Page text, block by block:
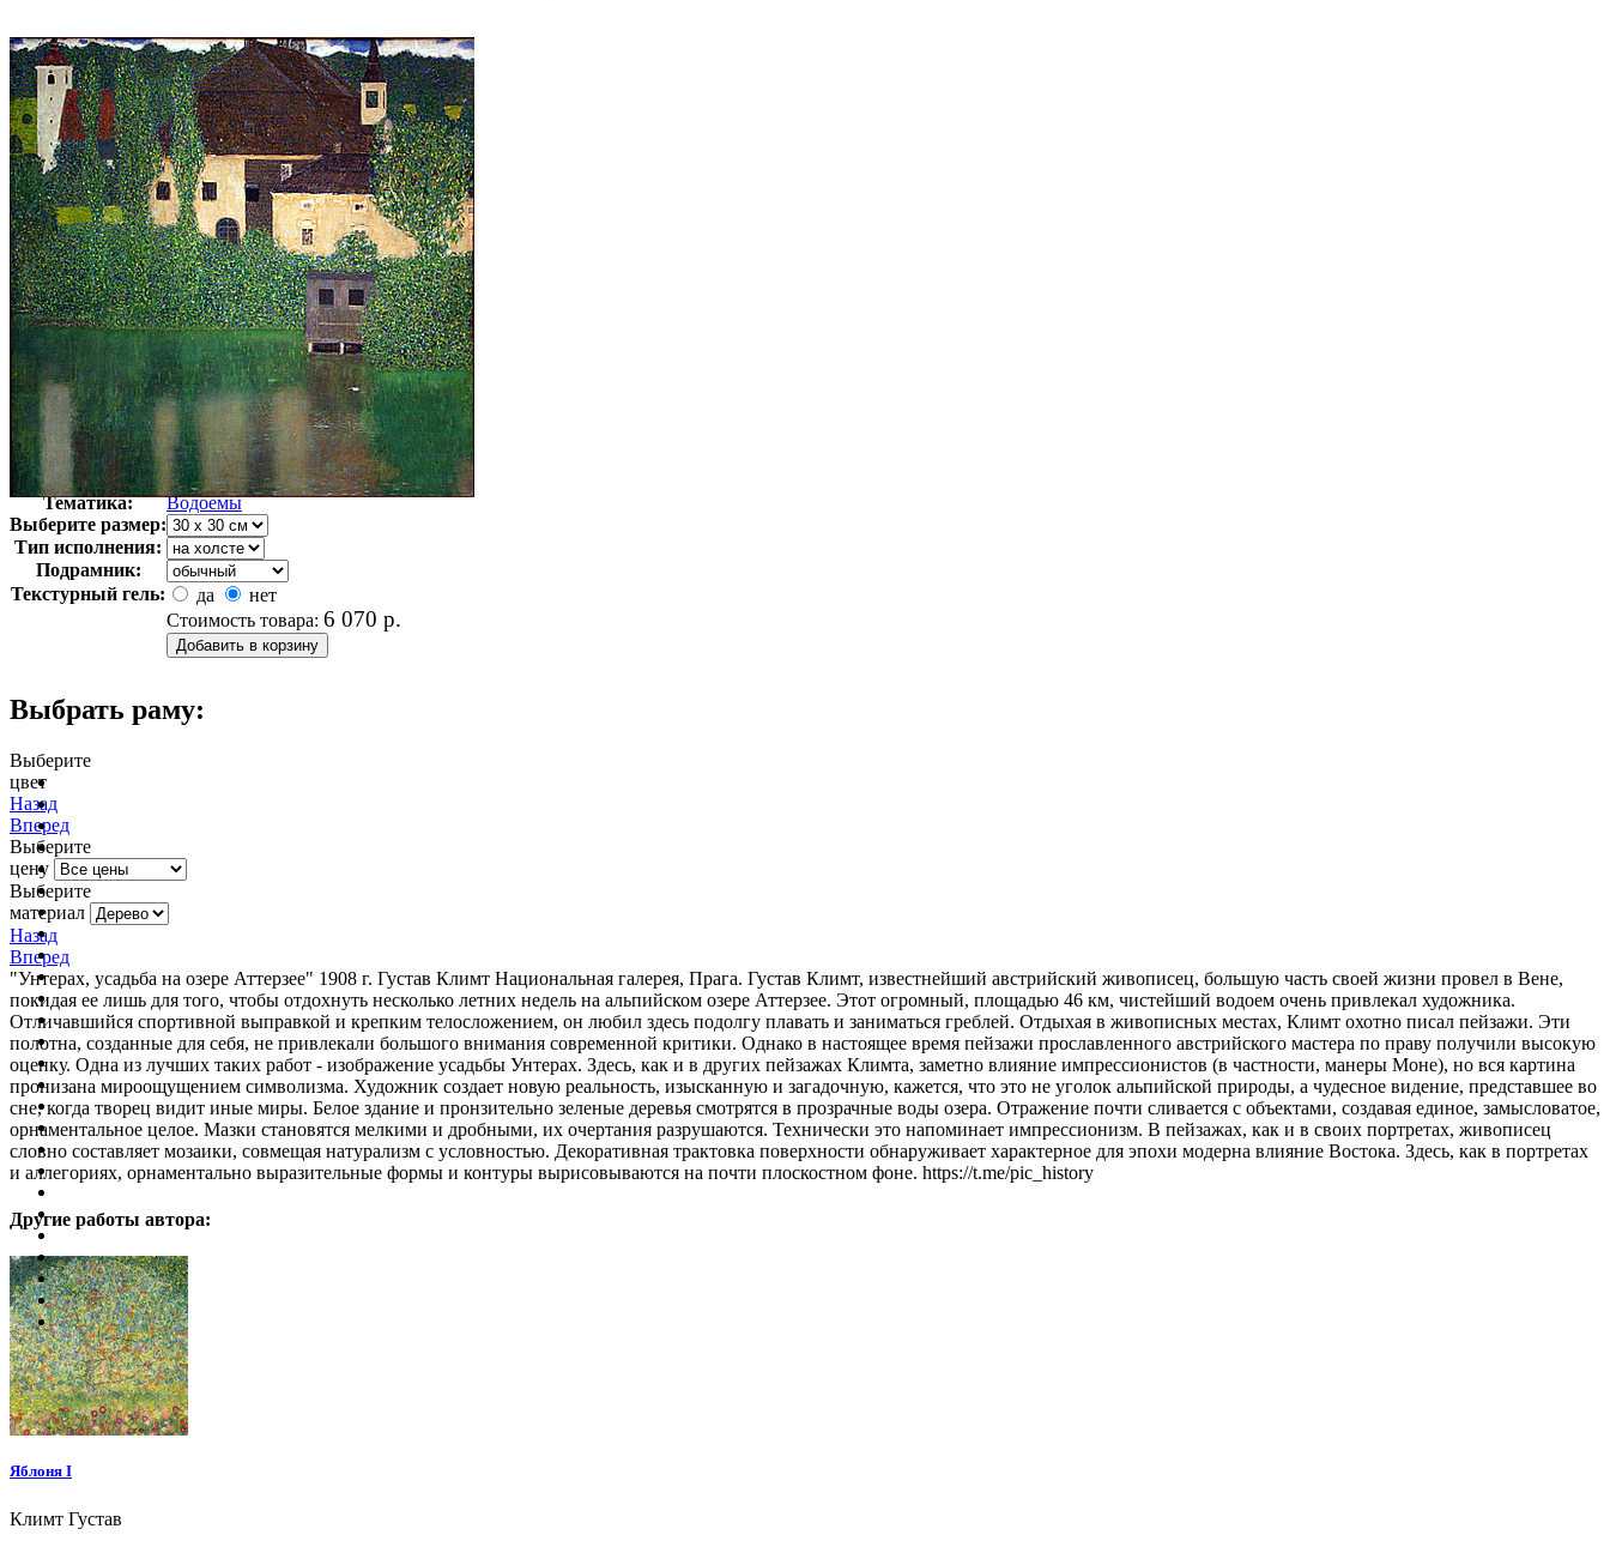
Автор:
Климт Густав
Арт-стиль
Модерн
Тематика:
Водоемы
Выберите размер:
Тип исполнения:
Подрамник:
Текстурный гель:
да
нет
Стоимость товара: 6 070 р.
Выбрать раму:
Выберите
цвет
Назад
Вперед
Выберите
цену
Выберите
материал
Назад
Вперед
"Унтерах, усадьба на озере Аттерзее" 1908 г. Густав Климт Национальная галерея, Прага. Густав Климт, известнейший австрийский живописец, большую часть своей жизни провел в Вене,
покидая ее лишь для того, чтобы отдохнуть несколько летних недель на альпийском озере Аттерзее. Этот огромный, площадью 46 км, чистейший водоем очень привлекал художника.
Отличавшийся спортивной выправкой и крепким телосложением, он любил здесь подолгу плавать и заниматься греблей. Отдыхая в живописных местах, Климт охотно писал пейзажи. Эти
полотна, созданные для себя, не привлекали большого внимания современной критики. Однако в настоящее время пейзажи прославленного австрийского мастера по праву получили высокую
оценку. Одна из лучших таких работ - изображение усадьбы Унтерах. Здесь, как и в других пейзажах Климта, заметно влияние импрессионистов (в частности, манеры Моне), но вся картина
пронизана мироощущением символизма. Художник создает новую реальность, изысканную и загадочную, кажется, что это не уголок альпийской природы, а чудесное видение, представшее во
сне, когда творец видит иные миры. Белое здание и пронзительно зеленые деревья смотрятся в прозрачные воды озера. Отражение почти сливается с объектами, создавая единое, замысловатое,
орнаментальное целое. Мазки становятся мелкими и дробными, их очертания разрушаются. Технически это напоминает импрессионизм. В пейзажах, как и в своих портретах, живописец
словно составляет мозаики, совмещая натурализм с условностью. Декоративная трактовка поверхности обнаруживает характерное для эпохи модерна влияние Востока. Здесь, как в портретах
и аллегориях, орнаментально выразительные формы и контуры вырисовываются на почти плоскостном фоне. https://t.me/pic_history
Другие работы автора:
Яблоня I
Климт Густав